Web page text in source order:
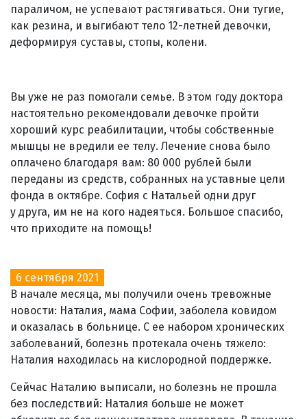
параличом, не успевают растягиваться. Они тугие,
как резина, и выгибают тело 12-летней девочки,
деформируя суставы, стопы, колени.
Вы уже не раз помогали семье. В этом году доктора
настоятельно рекомендовали девочке пройти
хороший курс реабилитации, чтобы собственные
мышцы не вредили ее телу. Лечение снова было
оплачено благодаря вам: 80 000 рублей были
переданы из средств, собранных на уставные цели
фонда в октябре. София с Натальей одни друг
у друга, им не на кого надеяться. Большое спасибо,
что приходите на помощь!
6 сентября 2021
В начале месяца, мы получили очень тревожные
новости: Наталия, мама Софии, заболела ковидом
и оказалась в больнице. С ее набором хронических
заболеваний, болезнь протекала очень тяжело:
Наталия находилась на кислородной поддержке.
Сейчас Наталию выписали, но болезнь не прошла
без последствий: Наталия больше не может